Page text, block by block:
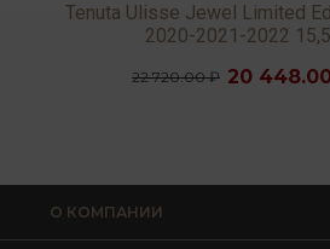
Tenuta Ulisse Jewel Limited
2020-2021-2022
22 720.00 ₽ 20
О КОМПАНИИ